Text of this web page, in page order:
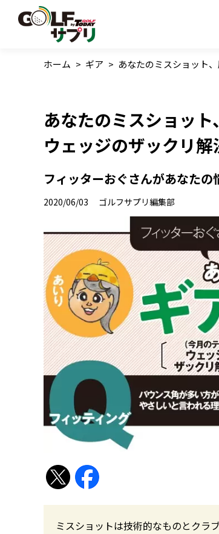
ホーム > ギア > あなたのミスショット
あなたのミスショッ
ウェッジのザックリ解
フィッターおぐさんがあなたの
2020/06/03 ゴルフサプリ編集部
ミスショットは技術的なものとクラ